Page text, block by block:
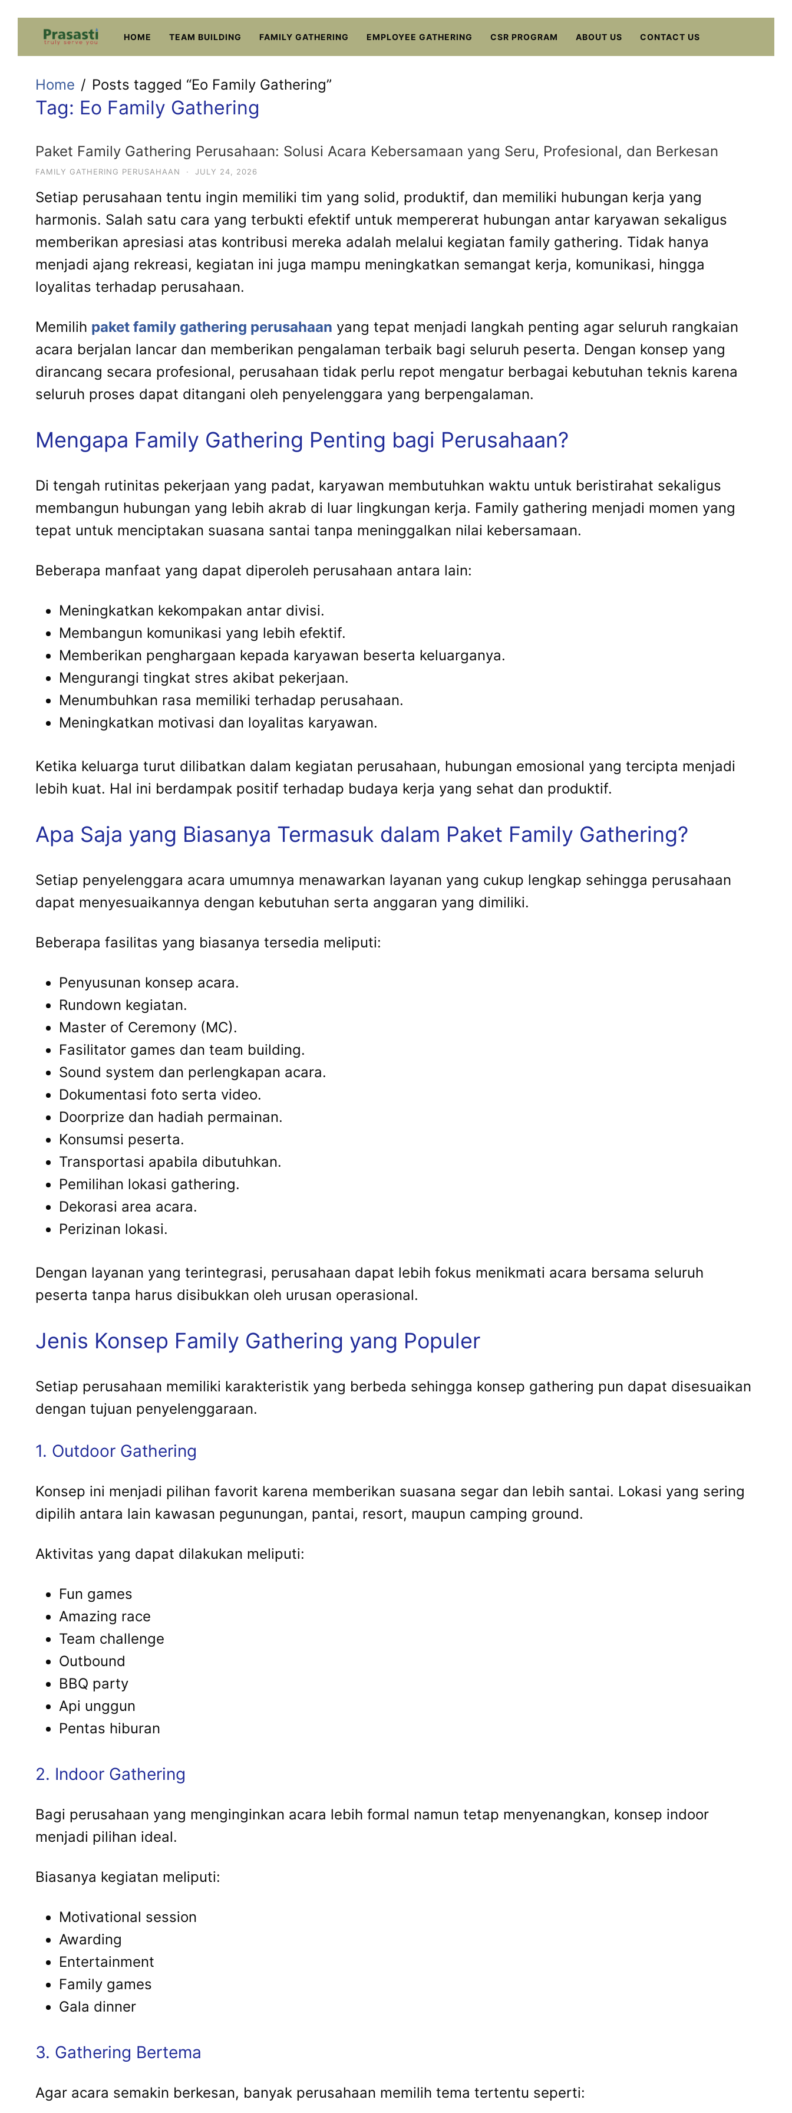
content
HOME TEAM BUILDING FAMILY GATHERING EMPLOYEE GATHERING CSR PROGRAM ABOUT US CONTACT US
Home Posts tagged “Eo Family Gathering”
Tag: Eo Family Gathering
Paket Family Gathering Perusahaan: Solusi Acara Kebersamaan yang Seru, Profesional, dan Berkesan
FAMILY GATHERING PERUSAHAAN · JULY 24, 2026
Setiap perusahaan tentu ingin memiliki tim yang solid, produktif, dan memiliki hubungan kerja yang
harmonis. Salah satu cara yang terbukti efektif untuk mempererat hubungan antar karyawan sekaligus
memberikan apresiasi atas kontribusi mereka adalah melalui kegiatan family gathering. Tidak hanya
menjadi ajang rekreasi, kegiatan ini juga mampu meningkatkan semangat kerja, komunikasi, hingga
loyalitas terhadap perusahaan.
Memilih paket family gathering perusahaan yang tepat menjadi langkah penting agar seluruh rangkaian
acara berjalan lancar dan memberikan pengalaman terbaik bagi seluruh peserta. Dengan konsep yang
dirancang secara profesional, perusahaan tidak perlu repot mengatur berbagai kebutuhan teknis karena
seluruh proses dapat ditangani oleh penyelenggara yang berpengalaman.
Mengapa Family Gathering Penting bagi Perusahaan?
Di tengah rutinitas pekerjaan yang padat, karyawan membutuhkan waktu untuk beristirahat sekaligus
membangun hubungan yang lebih akrab di luar lingkungan kerja. Family gathering menjadi momen yang
tepat untuk menciptakan suasana santai tanpa meninggalkan nilai kebersamaan.
Beberapa manfaat yang dapat diperoleh perusahaan antara lain:
Meningkatkan kekompakan antar divisi.
Membangun komunikasi yang lebih efektif.
Memberikan penghargaan kepada karyawan beserta keluarganya.
Mengurangi tingkat stres akibat pekerjaan.
Menumbuhkan rasa memiliki terhadap perusahaan.
Meningkatkan motivasi dan loyalitas karyawan.
Ketika keluarga turut dilibatkan dalam kegiatan perusahaan, hubungan emosional yang tercipta menjadi
lebih kuat. Hal ini berdampak positif terhadap budaya kerja yang sehat dan produktif.
Apa Saja yang Biasanya Termasuk dalam Paket Family Gathering?
Setiap penyelenggara acara umumnya menawarkan layanan yang cukup lengkap sehingga perusahaan
dapat menyesuaikannya dengan kebutuhan serta anggaran yang dimiliki.
Beberapa fasilitas yang biasanya tersedia meliputi:
Penyusunan konsep acara.
Rundown kegiatan.
Master of Ceremony (MC).
Fasilitator games dan team building.
Sound system dan perlengkapan acara.
Dokumentasi foto serta video.
Doorprize dan hadiah permainan.
Konsumsi peserta.
Transportasi apabila dibutuhkan.
Pemilihan lokasi gathering.
Dekorasi area acara.
Perizinan lokasi.
Dengan layanan yang terintegrasi, perusahaan dapat lebih fokus menikmati acara bersama seluruh
peserta tanpa harus disibukkan oleh urusan operasional.
Jenis Konsep Family Gathering yang Populer
Setiap perusahaan memiliki karakteristik yang berbeda sehingga konsep gathering pun dapat disesuaikan
dengan tujuan penyelenggaraan.
1. Outdoor Gathering
Konsep ini menjadi pilihan favorit karena memberikan suasana segar dan lebih santai. Lokasi yang sering
dipilih antara lain kawasan pegunungan, pantai, resort, maupun camping ground.
Aktivitas yang dapat dilakukan meliputi:
Fun games
Amazing race
Team challenge
Outbound
BBQ party
Api unggun
Pentas hiburan
2. Indoor Gathering
Bagi perusahaan yang menginginkan acara lebih formal namun tetap menyenangkan, konsep indoor
menjadi pilihan ideal.
Biasanya kegiatan meliputi:
Motivational session
Awarding
Entertainment
Family games
Gala dinner
3. Gathering Bertema
Agar acara semakin berkesan, banyak perusahaan memilih tema tertentu seperti: